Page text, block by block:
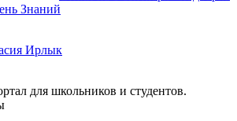
Знаний
Ирлык
для школьников и студентов.